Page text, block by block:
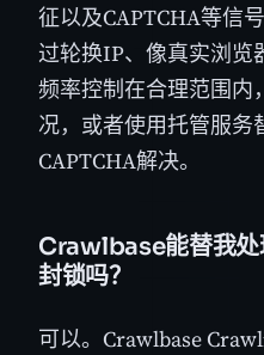
征以及CAPTCHA等信
过轮换IP、像真实浏览
频率控制在合理范围内
况，或者使用托管服务
CAPTCHA解决。
Crawlbase能替我
封锁吗？
可以。Crawlbase